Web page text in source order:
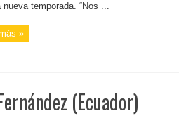
nueva temporada. “Nos ...
»
(Ecuador)